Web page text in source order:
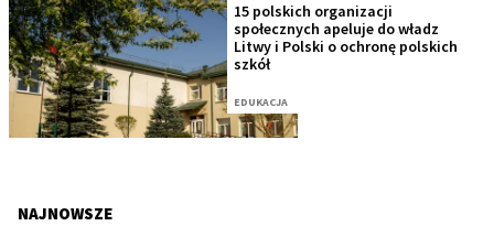
15 polskich organizacji
społecznych apeluje do władz
Litwy i Polski o ochronę polskich
szkół
EDUKACJA
NAJNOWSZE